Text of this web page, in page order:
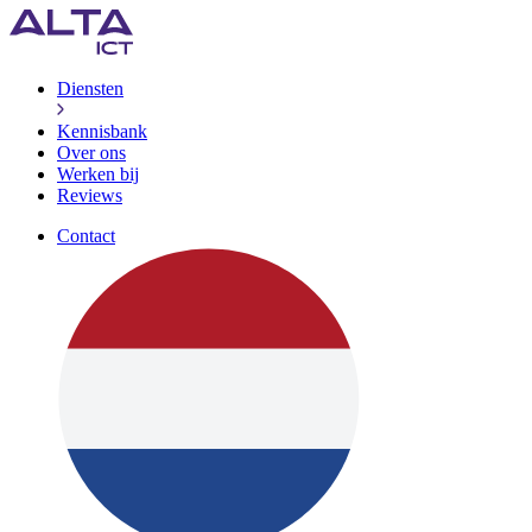
Diensten
Kennisbank
Over ons
Werken bij
Reviews
Contact